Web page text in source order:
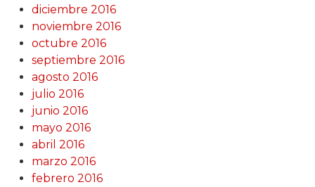
diciembre 2016
noviembre 2016
octubre 2016
septiembre 2016
agosto 2016
julio 2016
junio 2016
mayo 2016
abril 2016
marzo 2016
febrero 2016